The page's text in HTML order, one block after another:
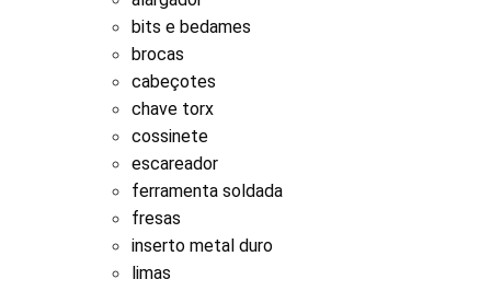
bits e bedames
brocas
cabeçotes
chave torx
cossinete
escareador
ferramenta soldada
fresas
inserto metal duro
limas